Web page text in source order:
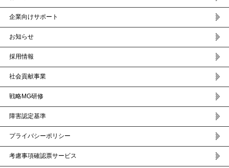
企業向けサポート
お知らせ
採用情報
社会貢献事業
戦略MG研修
障害認定基準
プライバシーポリシー
考慮事項確認票サービス